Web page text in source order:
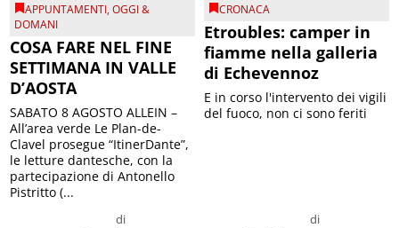
APPUNTAMENTI,OGGI &
DOMANI
COSA FARE NEL FINE
SETTIMANA IN VALLE
D’AOSTA
di
SABATO 8 AGOSTO ALLEIN –
All’area verde Le Plan-de-
Clavel prosegue “ItinerDante”,
le letture dantesche, con la
partecipazione di Antonello
Pistritto (...
CRONACA
Etroubles: camper in
fiamme nella galleria
di Echevennoz
di
E in corso l'intervento dei vigili
del fuoco, non ci sono feriti